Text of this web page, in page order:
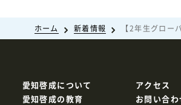
ホーム 新着情報 【2年生グロ
愛知啓成について
愛知啓成の教育
アクセス
お問い合わ